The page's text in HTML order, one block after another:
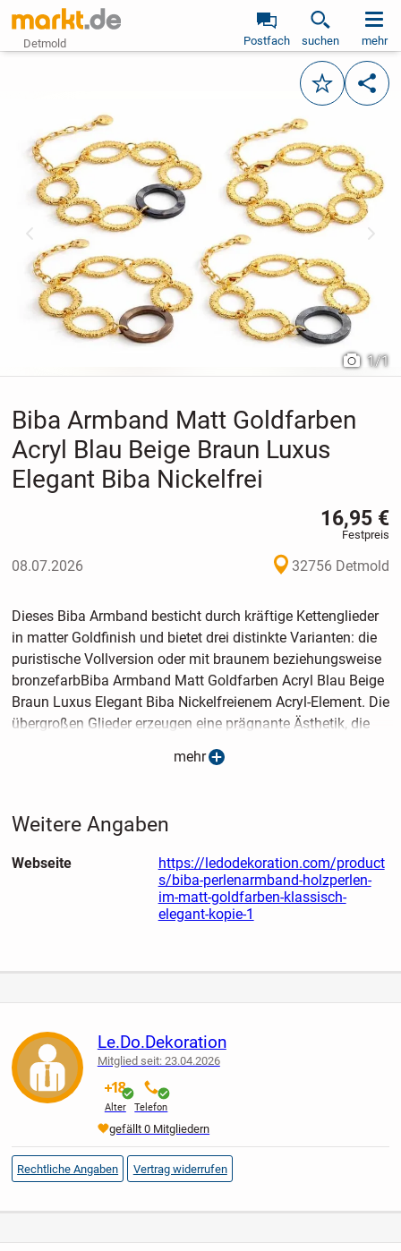
Detmold Postfach suchen mehr
Merken
vorheriges Bild
1/1
Biba Armband Matt Goldfarben
Acryl Blau Beige Braun Luxus
Elegant Biba Nickelfrei
16,95 €
Festpreis
08.07.2026 32756 Detmold
Dieses Biba Armband besticht durch kräftige Kettenglieder
in matter Goldfinish und bietet drei distinkte Varianten: die
puristische Vollversion oder mit braunem beziehungsweise
bronzefarbBiba Armband Matt Goldfarben Acryl Blau Beige
Braun Luxus Elegant Biba Nickelfreienem Acryl-Element. Die
übergroßen Glieder erzeugen eine prägnante Ästhetik, die
gleichermaßen zu minimalistischen wie zu
ausdrucksstarken Looks harmoniert. Die hochwertige
diskriminierenden Geschmack. Aus nickelfreiem Edelstahl
und Acryl gefertigt. Länge: 19 + 5 cm.
mehr
Weitere Angaben
Webseite
https://ledodekoration.com/product
s/biba-perlenarmband-holzperlen-
im-matt-goldfarben-klassisch-
elegant-kopie-1
Le.Do.Dekoration
Mitglied seit: 23.04.2026
Alter
verifiziert
Telefon
verifiziert
gefällt 0 Mitgliedern
Rechtliche Angaben Vertrag widerrufen